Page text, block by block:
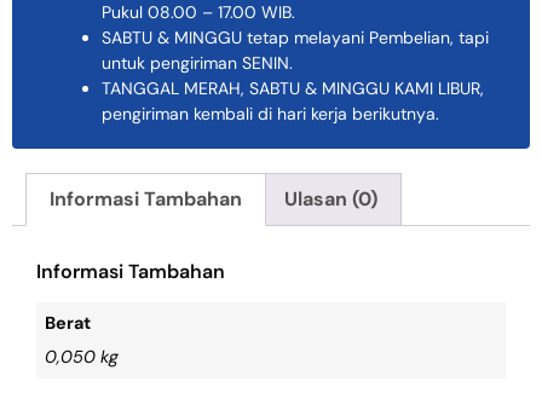
Pukul 08.00 – 17.00 WIB.
SABTU & MINGGU tetap melayani Pembelian, tapi
untuk pengiriman SENIN.
TANGGAL MERAH, SABTU & MINGGU KAMI LIBUR,
pengiriman kembali di hari kerja berikutnya.
Informasi Tambahan Ulasan (0)
Informasi Tambahan
Berat
0,050 kg